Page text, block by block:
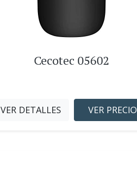
Cecotec 05602
VER DETALLES VER PRECIO